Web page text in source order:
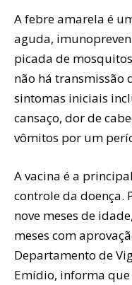
A febre amarela é
aguda,
picada de
não há transmissão
sintomas iniciais
cansaço, dor de
vômitos por um
A vacina é a
controle da doença.
nove meses de
meses com
Departamento de
Emídio, informa